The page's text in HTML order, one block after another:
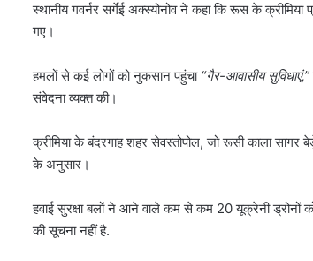
स्थानीय गवर्नर सर्गेई अक्स्योनोव ने कहा कि रूस के
गए।
हमलों से कई लोगों को नुकसान पहुंचा “गैर-आवासीय सुविधाएं,”
संवेदना व्यक्त की।
क्रीमिया के बंदरगाह शहर सेवस्तोपोल, जो रूसी काला सागर
के अनुसार।
हवाई सुरक्षा बलों ने आने वाले कम से कम 20 यूक्रेनी ड्रोनों को
की सूचना नहीं है.